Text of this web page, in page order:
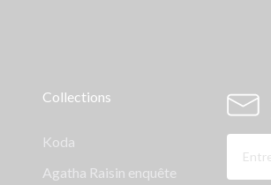
Collections
Koda
Agatha Raisin enquête